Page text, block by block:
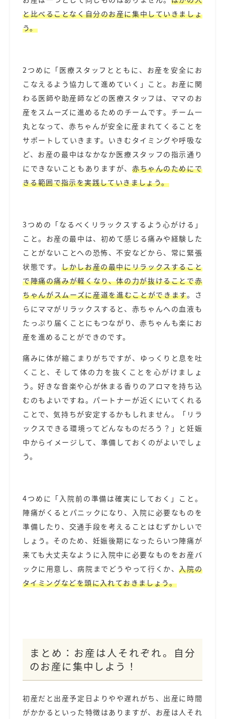
と比べることなく自分のお産に集中していきましょ
う。
2つめに「医療スタッフとともに、お産を安全にお
こなえるよう協力して進めていく」こと。お産に関
わる医師や助産師などの医療スタッフは、ママのお
産をスムーズに進めるためのチームです。チーム一
丸となって、赤ちゃんが安全に産まれてくることを
サポートしていきます。いきむタイミングや呼吸な
ど、お産の最中はなかなか医療スタッフの指示通り
にできないこともありますが、赤ちゃんのためにで
きる範囲で指示を実践していきましょう。
3つめの「なるべくリラックスするよう心がける」
こと。お産の最中は、初めて感じる痛みや経験した
ことがないことへの恐怖、不安などから、常に緊張
状態です。しかしお産の最中にリラックスすること
で陣痛の痛みが軽くなり、体の力が抜けることで赤
ちゃんがスムーズに産道を進むことができます。さ
らにママがリラックスすると、赤ちゃんへの血液も
たっぷり届くことにもつながり、赤ちゃんも楽にお
産を進めることができのです。
痛みに体が縮こまりがちですが、ゆっくりと息を吐
くこと、そして体の力を抜くことを心がけましょ
う。好きな音楽や心が休まる香りのアロマを持ち込
むのもよいですね。パートナーが近くにいてくれる
ことで、気持ちが安定するかもしれません。「リラ
ックスできる環境ってどんなものだろう？」と妊娠
中からイメージして、準備しておくのがよいでしょ
う。
4つめに「入院前の準備は確実にしておく」こと。
陣痛がくるとパニックになり、入院に必要なものを
準備したり、交通手段を考えることはむずかしいで
しょう。そのため、妊娠後期になったらいつ陣痛が
来ても大丈夫なように入院中に必要なものをお産バ
ックに用意し、病院までどうやって行くか、入院の
タイミングなどを頭に入れておきましょう。
まとめ：お産は人それぞれ。自分
のお産に集中しよう！
初産だと出産予定日よりやや遅れがち、出産に時間
がかかるといった特徴はありますが、お産は人それ